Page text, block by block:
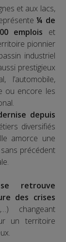
et aux lacs,
¼ de
emplois et
pionnier
industriel
prestigieux
l’automobile,
ou encore les
depuis
diversifiés
amorce une
précédent
retrouve
des crises
changeant
un territoire